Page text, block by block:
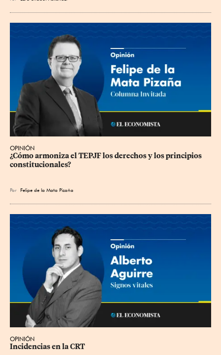
OPINIÓN
¿Cómo armoniza el TEPJF los derechos y los principios
constitucionales?
Por Felipe de la Mata Pizaña
OPINIÓN
Incidencias en la CRT